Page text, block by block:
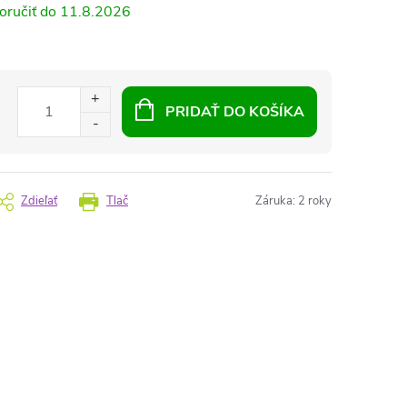
11.8.2026
PRIDAŤ DO KOŠÍKA
Tlač
Zdieľať Záruka: 2 roky